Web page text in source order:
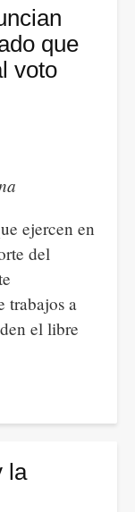
que
voto
ejercen en
del
trabajos a
el libre
la